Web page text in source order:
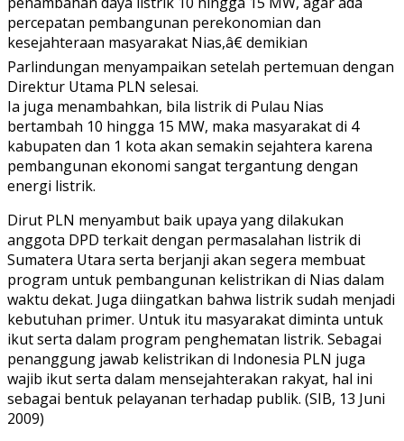
percepatan pembangunan perekonomian dan
kesejahteraan masyarakat Nias,â€ demikian
Parlindungan menyampaikan setelah pertemuan dengan
Direktur Utama PLN selesai.
Ia juga menambahkan, bila listrik di Pulau Nias
bertambah 10 hingga 15 MW, maka masyarakat di 4
kabupaten dan 1 kota akan semakin sejahtera karena
pembangunan ekonomi sangat tergantung dengan
energi listrik.
Dirut PLN menyambut baik upaya yang dilakukan
anggota DPD terkait dengan permasalahan listrik di
Sumatera Utara serta berjanji akan segera membuat
program untuk pembangunan kelistrikan di Nias dalam
waktu dekat. Juga diingatkan bahwa listrik sudah menjadi
kebutuhan primer. Untuk itu masyarakat diminta untuk
ikut serta dalam program penghematan listrik. Sebagai
penanggung jawab kelistrikan di Indonesia PLN juga
wajib ikut serta dalam mensejahterakan rakyat, hal ini
sebagai bentuk pelayanan terhadap publik. (SIB, 13 Juni
2009)